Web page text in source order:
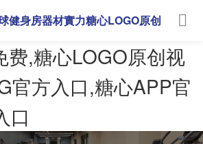
费,糖心LOGO原创视
官方入口,糖心APP官
口
健身房器材實力糖心LOGO原创